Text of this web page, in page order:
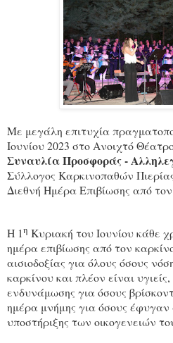
Με μεγάλη επιτυχία
Ιουνίου 2023 στο Ανοιχτό
Συναυλία Προσφοράς -
Σύλλογος Καρκινοπαθών
Διεθνή Ημέρα Επιβίωσης από
Η 1η Κυριακή του Ιουνίου κάθε
ημέρα επιβίωσης από τον
αισιοδοξίας για όλους όσους
καρκίνου και πλέον είναι
ενδυνάμωσης για όσους
ημέρα μνήμης για όσους
υποστήριξης των οικογενειών